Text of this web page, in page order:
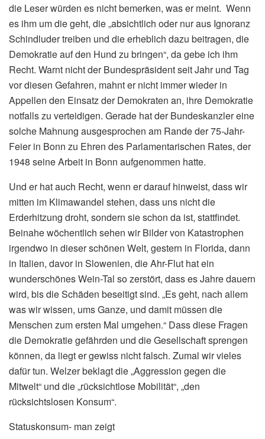
die Leser würden es nicht bemerken, was er meint. Wenn
es ihm um die geht, die „absichtlich oder nur aus Ignoranz
Schindluder treiben und die erheblich dazu beitragen, die
Demokratie auf den Hund zu bringen“, da gebe ich ihm
Recht. Warnt nicht der Bundespräsident seit Jahr und Tag
vor diesen Gefahren, mahnt er nicht immer wieder in
Appellen den Einsatz der Demokraten an, ihre Demokratie
notfalls zu verteidigen. Gerade hat der Bundeskanzler eine
solche Mahnung ausgesprochen am Rande der 75-Jahr-
Feier in Bonn zu Ehren des Parlamentarischen Rates, der
1948 seine Arbeit in Bonn aufgenommen hatte.
Und er hat auch Recht, wenn er darauf hinweist, dass wir
mitten im Klimawandel stehen, dass uns nicht die
Erderhitzung droht, sondern sie schon da ist, stattfindet.
Beinahe wöchentlich sehen wir Bilder von Katastrophen
irgendwo in dieser schönen Welt, gestern in Florida, dann
in Italien, davor in Slowenien, die Ahr-Flut hat ein
wunderschönes Wein-Tal so zerstört, dass es Jahre dauern
wird, bis die Schäden beseitigt sind. „Es geht, nach allem
was wir wissen, ums Ganze, und damit müssen die
Menschen zum ersten Mal umgehen.“ Dass diese Fragen
die Demokratie gefährden und die Gesellschaft sprengen
können, da liegt er gewiss nicht falsch. Zumal wir vieles
dafür tun. Welzer beklagt die „Aggression gegen die
Mitwelt“ und die „rücksichtlose Mobilität“, „den
rücksichtslosen Konsum“.
Statuskonsum- man zeigt